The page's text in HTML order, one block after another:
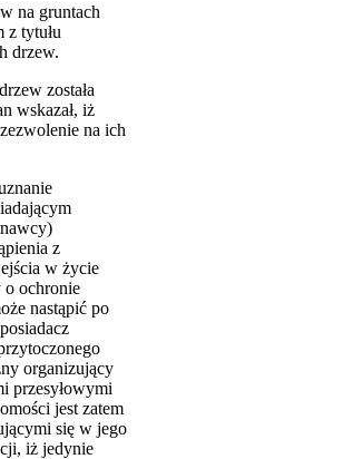
na gruntach
z tytułu
drzew.
została
wskazał, iż
na ich
z
w życie
o ochronie
nastąpić po
organizujący
przesyłowymi
jest zatem
się w jego
iż jedynie